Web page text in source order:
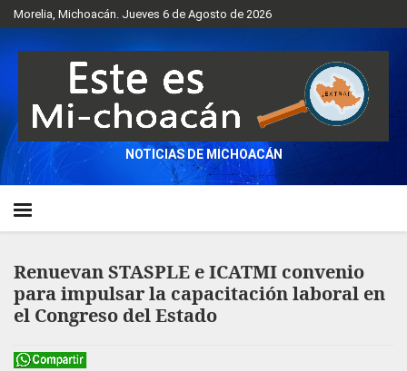
Morelia, Michoacán. Jueves 6 de Agosto de 2026
NOTICIAS DE MICHOACÁN
Renuevan STASPLE e ICATMI convenio
para impulsar la capacitación laboral en
el Congreso del Estado